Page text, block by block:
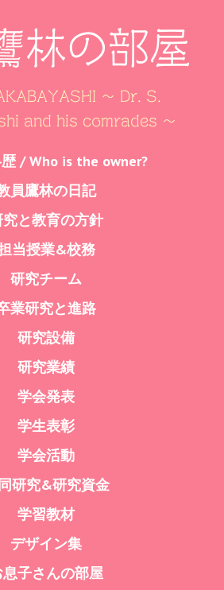
林の部屋
～ Dr. S.
and his comrades ～
/ Who is the owner?
員鷹林の日記
と教育の方針
当授業&校務
研究チーム
業研究と進路
研究設備
研究業績
学会発表
学生表彰
学会活動
研究&研究資金
学習教材
デザイン集
息子さんの部屋